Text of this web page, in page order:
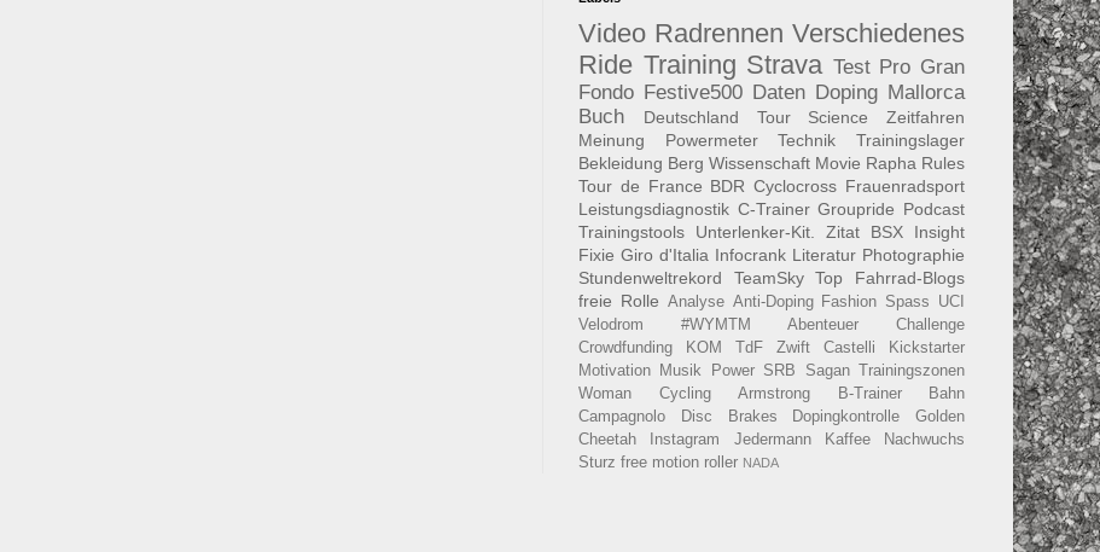
Video Radrennen Verschiedenes
Ride Training Strava Test Pro Gran
Fondo Festive500 Daten Doping Mallorca
Buch
Deutschland Tour Science
Zeitfahren
Meinung
Powermeter Technik
Trainingslager
Bekleidung Berg Wissenschaft Movie Rapha Rules
Tour de France BDR Cyclocross Frauenradsport
Leistungsdiagnostik C-Trainer Groupride Podcast
Trainingstools
Unterlenker-Kit. Zitat
BSX Insight
Fixie Giro d'Italia Infocrank Literatur Photographie
Stundenweltrekord
TeamSky
Top Fahrrad-Blogs
freie Rolle Analyse Anti-Doping Fashion Spass
UCI
Velodrom
#WYMTM Abenteuer
Challenge
Crowdfunding
KOM TdF Zwift Castelli
Kickstarter
Motivation
Musik Power SRB Sagan Trainingszonen
Woman Cycling
Armstrong B-Trainer
Bahn
Campagnolo
Disc Brakes Dopingkontrolle
Golden
Cheetah
Instagram Jedermann Kaffee
Nachwuchs
Sturz free motion roller NADA